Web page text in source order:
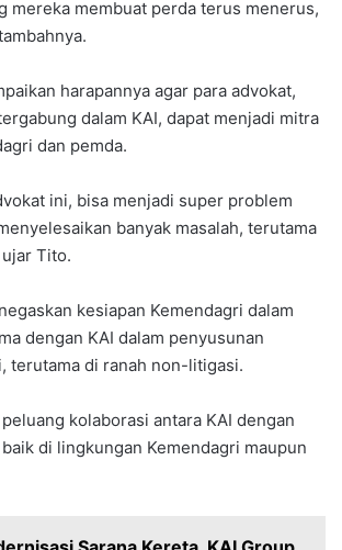
mereka membuat perda terus menerus,
harapannya agar para advokat,
dalam KAI, dapat menjadi mitra
dan pemda.
ini, bisa menjadi super problem
banyak masalah, terutama
ujar Tito.
kesiapan Kemendagri dalam
dengan KAI dalam penyusunan
terutama di ranah non-litigasi.
kolaborasi antara KAI dengan
di lingkungan Kemendagri maupun